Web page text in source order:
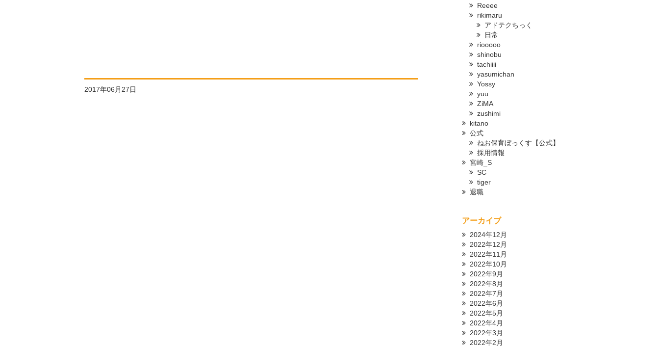
2017年06月27日
Reeee
rikimaru
アドテクちっく
日常
riooooo
shinobu
tachiiii
yasumichan
Yossy
yuu
ZiMA
zushimi
kitano
公式
ねお保育ぼっくす【公式】
採用情報
宮崎_S
SC
tiger
退職
アーカイブ
2024年12月
2022年12月
2022年11月
2022年10月
2022年9月
2022年8月
2022年7月
2022年6月
2022年5月
2022年4月
2022年3月
2022年2月